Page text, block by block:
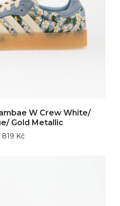
W Crew White/
Gold Metallic
819 Kč